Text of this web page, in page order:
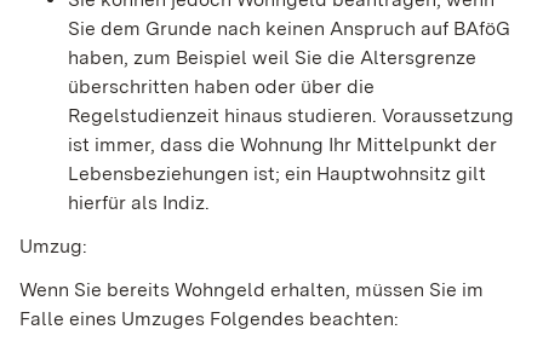
Sie dem Grunde nach keinen Anspruch auf BAföG
haben, zum Beispiel weil Sie die Altersgrenze
überschritten haben oder über die
Regelstudienzeit hinaus studieren. Voraussetzung
ist immer, dass die Wohnung Ihr Mittelpunkt der
Lebensbeziehungen ist; ein Hauptwohnsitz gilt
hierfür als Indiz.
Umzug:
Wenn Sie bereits Wohngeld erhalten, müssen Sie im
Falle eines Umzuges Folgendes beachten: